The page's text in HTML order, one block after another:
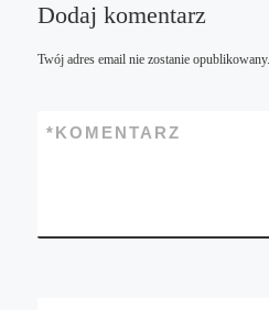
Dodaj komentarz
Twój adres email nie zostanie opublikowany.
KOMENTARZ
*